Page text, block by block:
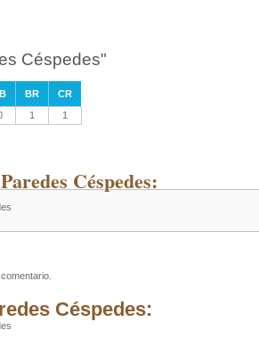
Céspedes"
BR
CR
1 1
Céspedes:
Céspedes: